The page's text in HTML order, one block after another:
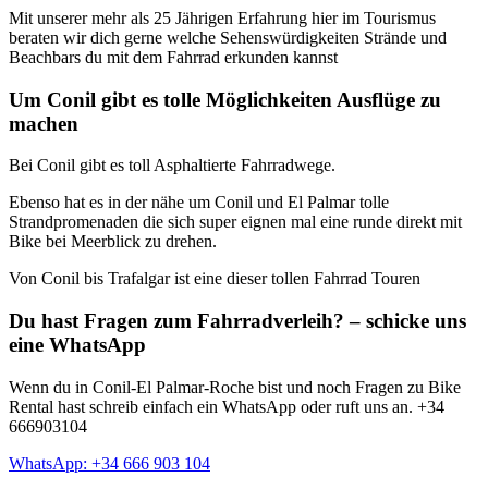
Mit unserer mehr als 25 Jährigen Erfahrung hier im Tourismus
beraten wir dich gerne welche Sehenswürdigkeiten Strände und
Beachbars du mit dem Fahrrad erkunden kannst
Um Conil gibt es tolle Möglichkeiten Ausflüge zu
machen
Bei Conil gibt es toll Asphaltierte Fahrradwege.
Ebenso hat es in der nähe um Conil und El Palmar tolle
Strandpromenaden die sich super eignen mal eine runde direkt mit
Bike bei Meerblick zu drehen.
Von Conil bis Trafalgar ist eine dieser tollen Fahrrad Touren
Du hast Fragen zum Fahrradverleih? – schicke uns
eine WhatsApp
Wenn du in Conil-El Palmar-Roche bist und noch Fragen zu Bike
Rental hast schreib einfach ein WhatsApp oder ruft uns an. +34
666903104
WhatsApp: +34 666 903 104